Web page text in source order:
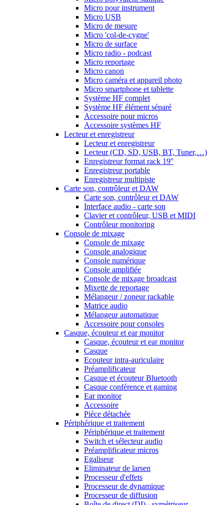
Micro pour instrument
Micro USB
Micro de mesure
Micro 'col-de-cygne'
Micro de surface
Micro radio - podcast
Micro reportage
Micro canon
Micro caméra et appareil photo
Micro smartphone et tablette
Système HF complet
Système HF élément séparé
Accessoire pour micros
Accessoire systèmes HF
Lecteur et enregistreur
Lecteur et enregistreur
Lecteur (CD, SD, USB, BT, Tuner,…)
Enregistreur format rack 19''
Enregistreur portable
Enregistreur multipiste
Carte son, contrôleur et DAW
Carte son, contrôleur et DAW
Interface audio - carte son
Clavier et contrôleur, USB et MIDI
Contrôleur monitoring
Console de mixage
Console de mixage
Console analogique
Console numérique
Console amplifiée
Console de mixage broadcast
Mixette de reportage
Mélangeur / zoneur rackable
Matrice audio
Mélangeur automatique
Accessoire pour consoles
Casque, écouteur et ear monitor
Casque, écouteur et ear monitor
Casque
Ecouteur intra-auriculaire
Préamplificateur
Casque et écouteur Bluetooth
Casque conférence et gaming
Ear monitor
Accessoire
Pièce détachée
Périphérique et traitement
Périphérique et traitement
Switch et sélecteur audio
Préamplificateur micros
Egaliseur
Eliminateur de larsen
Processeur d'effets
Processeur de dynamique
Processeur de diffusion